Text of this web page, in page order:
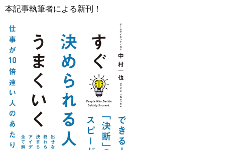
本記事執筆者による新刊！